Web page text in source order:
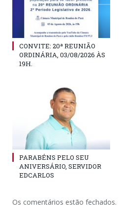
CONVITE: 20ª REUNIÃO
ORDINÁRIA, 03/08/2026 ÀS
19H.
PARABÉNS PELO SEU
ANIVERSÁRIO, SERVIDOR
EDCARLOS
Os comentários estão fechados.